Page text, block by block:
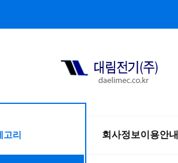
고리 회사정보이용안내